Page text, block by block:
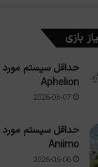
بازی
حداقل سیستم مورد
Aphelion
2026-06-07
حداقل سیستم مورد
Aniimo
2026-06-06